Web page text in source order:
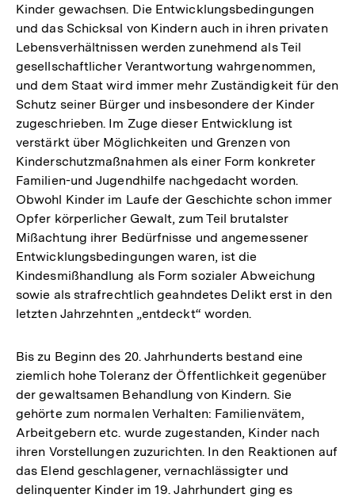
Kinder gewachsen. Die Entwicklungsbedingungen
und das Schicksal von Kindern auch in ihren privaten
Lebensverhältnissen werden zunehmend als Teil
gesellschaftlicher Verantwortung wahrgenommen,
und dem Staat wird immer mehr Zuständigkeit für den
Schutz seiner Bürger und insbesondere der Kinder
zugeschrieben. Im Zuge dieser Entwicklung ist
verstärkt über Möglichkeiten und Grenzen von
Kinderschutzmaßnahmen als einer Form konkreter
Familien-und Jugendhilfe nachgedacht worden.
Obwohl Kinder im Laufe der Geschichte schon immer
Opfer körperlicher Gewalt, zum Teil brutalster
Mißachtung ihrer Bedürfnisse und angemessener
Entwicklungsbedingungen waren, ist die
Kindesmißhandlung als Form sozialer Abweichung
sowie als strafrechtlich geahndetes Delikt erst in den
letzten Jahrzehnten „entdeckt“ worden.
Bis zu Beginn des 20. Jahrhunderts bestand eine
ziemlich hohe Toleranz der Öffentlichkeit gegenüber
der gewaltsamen Behandlung von Kindern. Sie
gehörte zum normalen Verhalten: Familienvätem,
Arbeitgebern etc. wurde zugestanden, Kinder nach
ihren Vorstellungen zuzurichten. In den Reaktionen auf
das Elend geschlagener, vernachlässigter und
delinquenter Kinder im 19. Jahrhundert ging es